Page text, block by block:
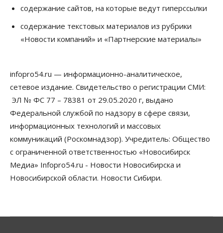
задержали в Новосибирске
Общество
Финансы
Россияне оформили ипотечных кредитов на 2,6
трлн рублей
06 Августа 2026, 15:53
Власть
Думская гонка в Новосибирской области
обойдется без самовыдвиженцев
06 Августа 2026, 15:00
06 Августа 2026, 14:00
содержание сайтов, на которые ведут гиперссылки
содержание текстовых материалов из рубрики
«Новости компаний» и «Партнерские материалы»
infopro54.ru — информационно-аналитическое,
сетевое издание. Свидетельство о регистрации СМИ:
ЭЛ № ФС 77 – 78381 от 29.05.2020 г, выдано
Федеральной службой по надзору в сфере связи,
информационных технологий и массовых
коммуникаций (Роскомнадзор). Учредитель: Общество
с ограниченной ответственностью «Новосибирск
Медиа» Infopro54.ru - Новости Новосибирска и
Новосибирской области. Новости Сибири.